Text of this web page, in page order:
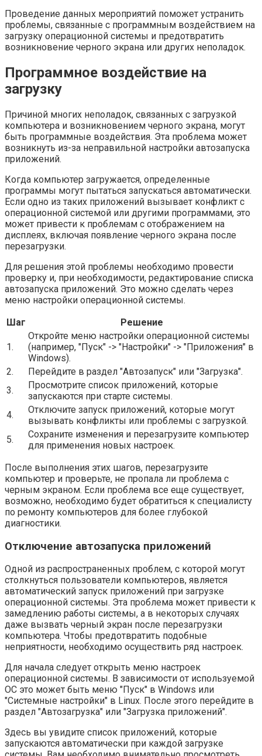
Проведение данных мероприятий поможет устранить
проблемы, связанные с программным воздействием на
загрузку операционной системы и предотвратить
возникновение черного экрана или других неполадок.
Программное воздействие на
загрузку
Причиной многих неполадок, связанных с загрузкой
компьютера и возникновением черного экрана, могут
быть программные воздействия. Эта проблема может
возникнуть из-за неправильной настройки автозапуска
приложений.
Когда компьютер загружается, определенные
программы могут пытаться запускаться автоматически.
Если одно из таких приложений вызывает конфликт с
операционной системой или другими программами, это
может привести к проблемам с отображением на
дисплеях, включая появление черного экрана после
перезагрузки.
Для решения этой проблемы необходимо провести
проверку и, при необходимости, редактирование списка
автозапуска приложений. Это можно сделать через
меню настройки операционной системы.
Шаг
Решение
1.
Откройте меню настройки операционной системы
(например, "Пуск" -> "Настройки" -> "Приложения" в
Windows).
2.
Перейдите в раздел "Автозапуск" или "Загрузка".
3.
Просмотрите список приложений, которые
запускаются при старте системы.
4.
Отключите запуск приложений, которые могут
вызывать конфликты или проблемы с загрузкой.
5.
Сохраните изменения и перезагрузите компьютер
для применения новых настроек.
После выполнения этих шагов, перезагрузите
компьютер и проверьте, не пропала ли проблема с
черным экраном. Если проблема все еще существует,
возможно, необходимо будет обратиться к специалисту
по ремонту компьютеров для более глубокой
диагностики.
Отключение автозапуска приложений
Одной из распространенных проблем, с которой могут
столкнуться пользователи компьютеров, является
автоматический запуск приложений при загрузке
операционной системы. Эта проблема может привести к
замедлению работы системы, а в некоторых случаях
даже вызвать черный экран после перезагрузки
компьютера. Чтобы предотвратить подобные
неприятности, необходимо осуществить ряд настроек.
Для начала следует открыть меню настроек
операционной системы. В зависимости от используемой
ОС это может быть меню "Пуск" в Windows или
"Системные настройки" в Linux. После этого перейдите в
раздел "Автозагрузка" или "Загрузка приложений".
Здесь вы увидите список приложений, которые
запускаются автоматически при каждой загрузке